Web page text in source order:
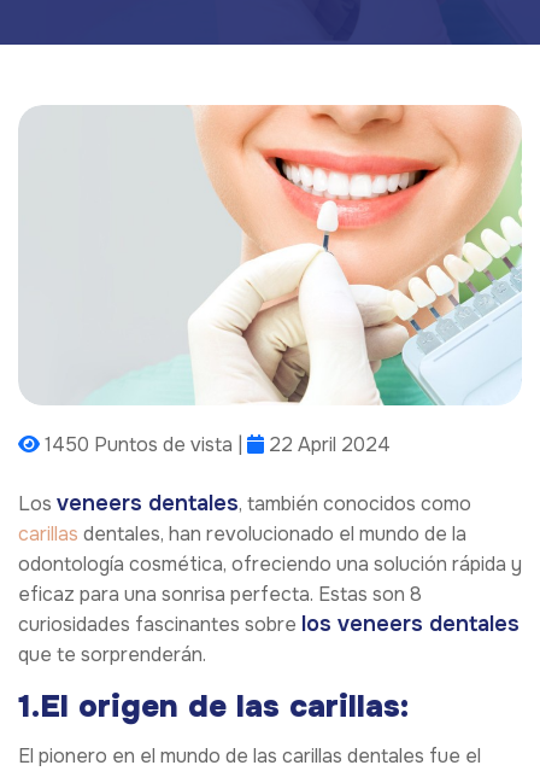
1450 Puntos de vista | 22 April 2024
Los veneers dentales, también conocidos como
carillas dentales, han revolucionado el mundo de la
odontología cosmética, ofreciendo una solución rápida y
eficaz para una sonrisa perfecta. Estas son 8
curiosidades fascinantes sobre los veneers dentales
que te sorprenderán.
1.El origen de las carillas:
El pionero en el mundo de las carillas dentales fue el